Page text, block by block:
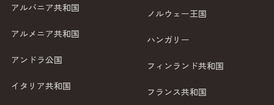
アルバニア共和国
アルメニア共和国
アンドラ公国
イタリア共和国
ノルウェー王国
ハンガリー
フィンランド共和国
フランス共和国